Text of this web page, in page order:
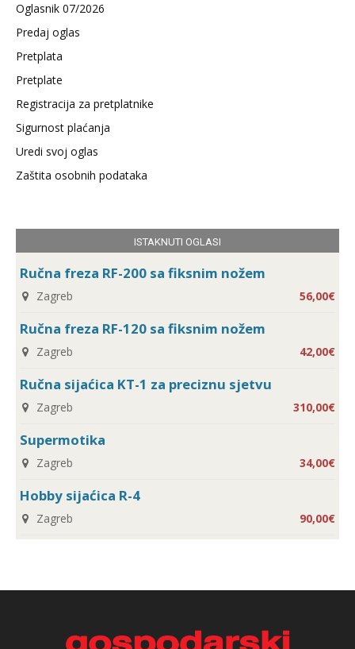
Oglasnik 07/2026
Predaj oglas
Pretplata
Pretplate
Registracija za pretplatnike
Sigurnost plaćanja
Uredi svoj oglas
Zaštita osobnih podataka
ISTAKNUTI OGLASI
Ručna freza RF-200 sa fiksnim nožem
Zagreb 56,00€
Ručna freza RF-120 sa fiksnim nožem
Zagreb 42,00€
Ručna sijaćica KT-1 za preciznu sjetvu
Zagreb 310,00€
Supermotika
Zagreb 34,00€
Hobby sijaćica R-4
Zagreb 90,00€